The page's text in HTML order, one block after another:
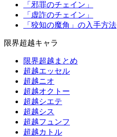
「邪罪のチェイン」
「虚詐のチェイン」
「狡知の魔角」の入手方法
限界超越キャラ
限界超越まとめ
超越エッセル
超越ニオ
超越オクトー
超越シエテ
超越シス
超越フュンフ
超越カトル